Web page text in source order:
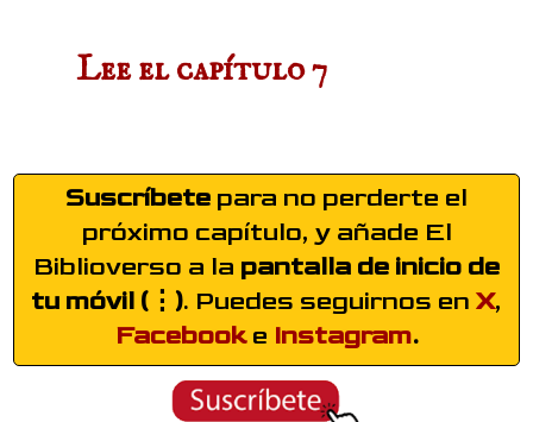
Lee el capítulo 7
Suscríbete para no perderte el
próximo capítulo, y añade El
Biblioverso a la pantalla de inicio de
tu móvil (⋮). Puedes seguirnos en X,
Facebook e Instagram.